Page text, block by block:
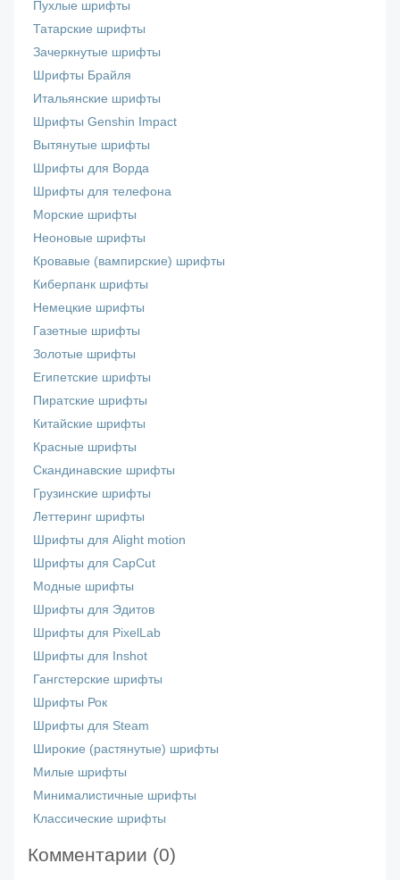
Пухлые шрифты
Татарские шрифты
Зачеркнутые шрифты
Шрифты Брайля
Итальянские шрифты
Шрифты Genshin Impact
Вытянутые шрифты
Шрифты для Ворда
Шрифты для телефона
Морские шрифты
Неоновые шрифты
Кровавые (вампирские) шрифты
Киберпанк шрифты
Немецкие шрифты
Газетные шрифты
Золотые шрифты
Египетские шрифты
Пиратские шрифты
Китайские шрифты
Красные шрифты
Скандинавские шрифты
Грузинские шрифты
Леттеринг шрифты
Шрифты для Alight motion
Шрифты для CapCut
Модные шрифты
Шрифты для Эдитов
Шрифты для PixelLab
Шрифты для Inshot
Гангстерские шрифты
Шрифты Рок
Шрифты для Steam
Широкие (растянутые) шрифты
Милые шрифты
Минималистичные шрифты
Классические шрифты
Комментарии (0)